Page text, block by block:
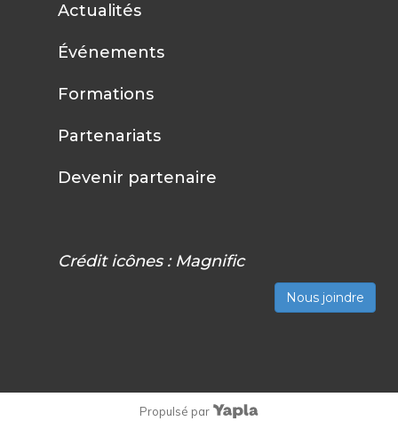
Actualités
Événements
Formations
Partenariats
Devenir partenaire
Crédit icônes : Magnific
Nous joindre
Propulsé par